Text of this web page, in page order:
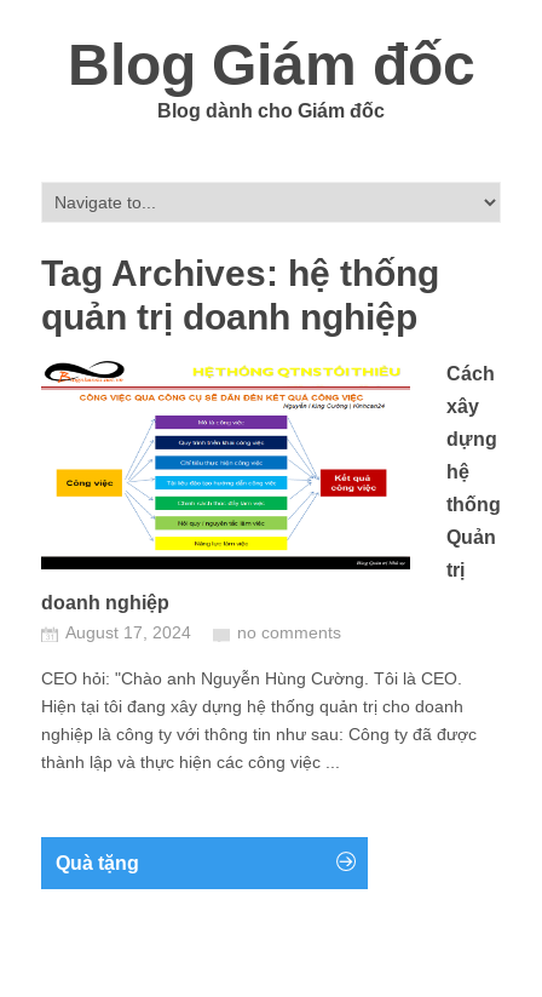
Blog Giám đốc
Blog dành cho Giám đốc
Tag Archives: hệ thống
quản trị doanh nghiệp
Cách
xây
dựng
hệ
thống
Quản
trị
doanh nghiệp
August 17, 2024 no comments
CEO hỏi: "Chào anh Nguyễn Hùng Cường. Tôi là CEO.
Hiện tại tôi đang xây dựng hệ thống quản trị cho doanh
nghiệp là công ty với thông tin như sau: Công ty đã được
thành lập và thực hiện các công việc ...
Quà tặng